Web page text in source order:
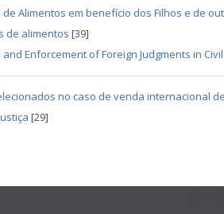
Alimentos em benefício dos Filhos e de
de alimentos [39]
Enforcement of Foreign Judgments in
no caso de venda internacional
[29]